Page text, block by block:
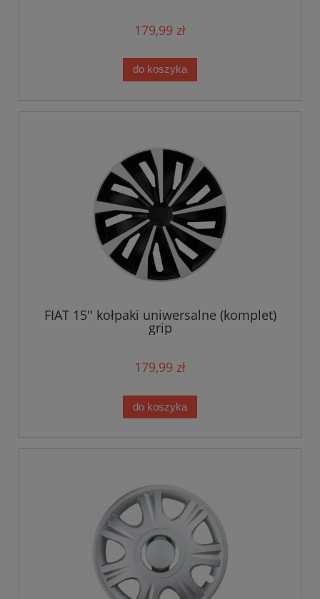
179,99 zł
do koszyka
FIAT 15'' kołpaki uniwersalne (komplet)
grip
179,99 zł
do koszyka